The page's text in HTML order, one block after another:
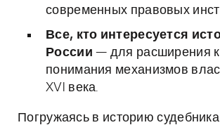
современных правовых
Все, кто интересуется
России — для расширения
понимания механизмов
XVI века.
Погружаясь в историю